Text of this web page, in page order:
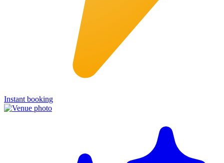
Instant booking